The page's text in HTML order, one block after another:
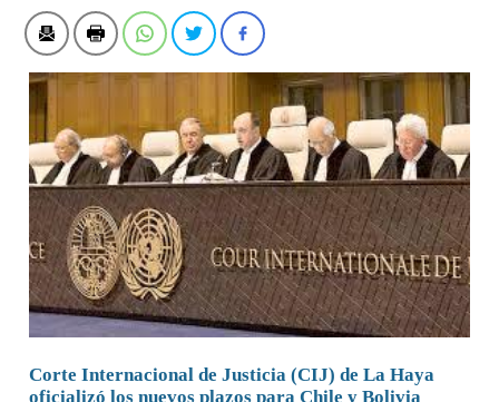
Corte Internacional de Justicia (CIJ) de La Haya
oficializó los nuevos plazos para Chile y Bolivia